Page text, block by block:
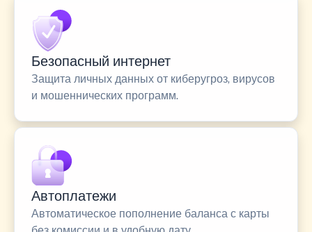
Безопасный интернет
Защита личных данных от киберугроз, вирусов
и мошеннических программ.
Автоплатежи
Автоматическое пополнение баланса с карты